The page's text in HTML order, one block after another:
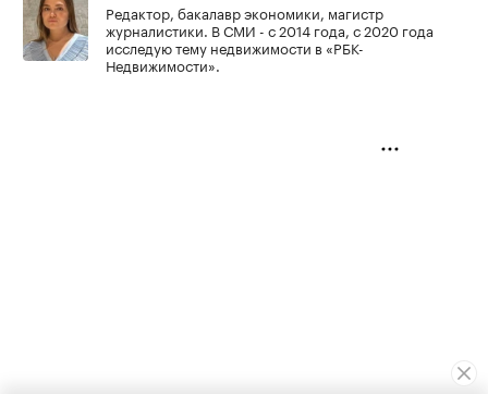
Редактор, бакалавр экономики, магистр
журналистики. В СМИ - с 2014 года, с 2020 года
исследую тему недвижимости в «РБК-
Недвижимости».